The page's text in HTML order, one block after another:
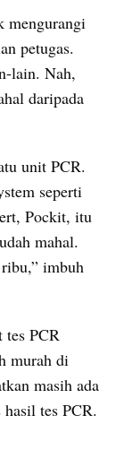
mengurangi
petugas.
lain. Nah,
daripada
unit PCR.
seperti
Pockit, itu
mahal.
imbuh
PCR
murah di
masih ada
tes PCR.